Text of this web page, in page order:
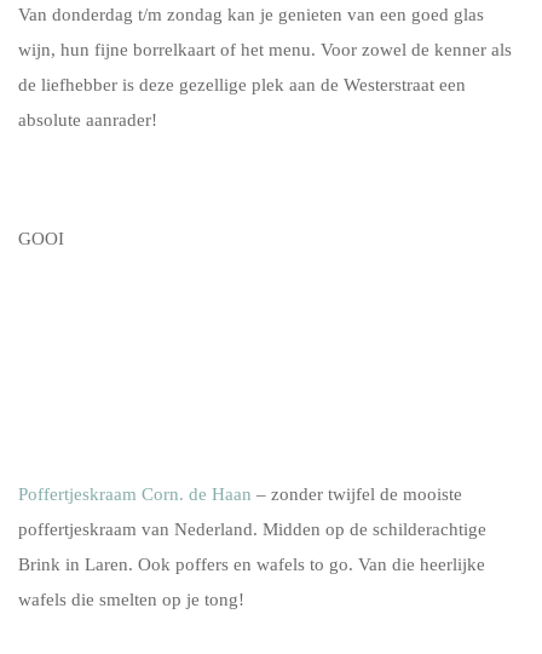
Van donderdag t/m zondag kan je genieten van een goed glas
wijn, hun fijne borrelkaart of het menu. Voor zowel de kenner als
de liefhebber is deze gezellige plek aan de Westerstraat een
absolute aanrader!
GOOI
Poffertjeskraam Corn. de Haan – zonder twijfel de mooiste
poffertjeskraam van Nederland. Midden op de schilderachtige
Brink in Laren. Ook poffers en wafels to go. Van die heerlijke
wafels die smelten op je tong!